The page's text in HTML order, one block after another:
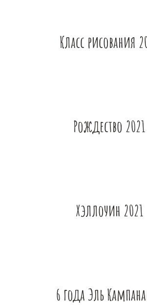
Класс рисования
Рождество 2021
Хэллоуин 2021
6 года Эль